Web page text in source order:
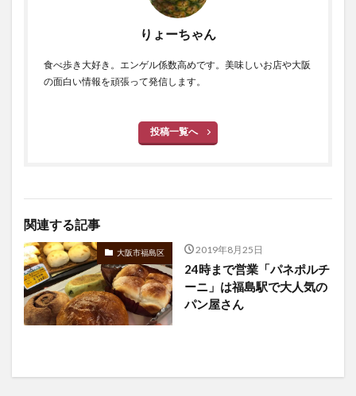
りょーちゃん
食べ歩き大好き。エンゲル係数高めです。美味しいお店や大阪
の面白い情報を頑張って発信します。
投稿一覧へ
関連する記事
大阪市福島区 2019年8月25日
24時まで営業「パネポルチ
ーニ」は福島駅で大人気の
パン屋さん